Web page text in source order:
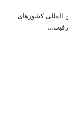
المللی کشورهای